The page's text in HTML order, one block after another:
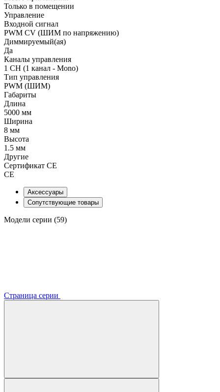
Только в помещении
Управление
Входной сигнал
PWM СV (ШИМ по напряжению)
Диммируемый(ая)
Да
Каналы управления
1 CH (1 канал - Mono)
Тип управления
PWM (ШИМ)
Габариты
Длина
5000 мм
Ширина
8 мм
Высота
1.5 мм
Другие
Сертификат CE
CE
Аксессуары
Сопутствующие товары
Модели серии (59)
Страница серии